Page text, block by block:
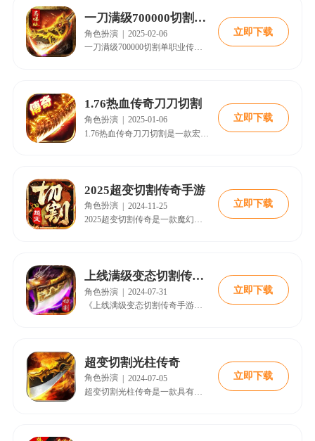
一刀满级700000切割单职业传奇
角色扮演
2025-02-06
一刀满级700000切割单职业传奇是一款玩法丰富的手游，让你不断提升战斗水平，享受挑战。游戏中多样战斗方式任你选择，书写自己的传奇故事。与玩家一起合作，解锁大量武器和装备，用适合自己的方式击败敌人。
立即下载
1.76热血传奇刀刀切割
角色扮演
2025-01-06
立即下载
2025超变切割传奇手游
角色扮演
2024-11-25
2025超变切割传奇是一款魔幻题材的手游，完美复现了经典传奇玩法。游戏包括嗜血PK、龙城争霸、酷炫坐骑、超级BOSS和新式副本等元素。它提供了丰富的PVE和PVP玩法，自由化的PK以及逼真的打斗效果，既保留了经典又增加了特色，带你重温传奇世界，创造新的传奇故事。
立即下载
上线满级变态切割传奇手游
角色扮演
2024-07-31
《上线满级变态切割传奇手游》是一款非常经典的传奇游戏，让你在手机上重温电脑时代的传奇乐趣。游戏中有丰富的内容和挑战，你可以打怪升级、挑战BOSS、组队击杀等，体验刺激的游戏乐趣。喜欢传奇的玩家不要错过这款游戏。
立即下载
超变切割光柱传奇
角色扮演 | 2024-07-05
超变切割光柱传奇是一款具有独特切割玩法的传奇战斗手游。装备均具备切割属性，可迅速击败各种boss，提供流畅的战斗体验。游戏还融入了多样的PVP模式，包括混战和生死对决，以及通过PK拍卖获得额外奖励的机会。赶快来下载体验一番吧!
立即下载